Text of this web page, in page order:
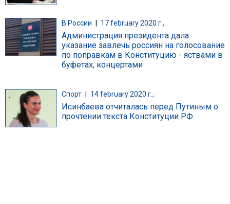
В России 17 february 2020 г.,
Администрация президента дала
указание завлечь россиян на голосование
по поправкам в Конституцию - яствами в
буфетах, концертами
Спорт | 14 february 2020 г.,
Исинбаева отчиталась перед Путиным о
прочтении текста Конституции РФ